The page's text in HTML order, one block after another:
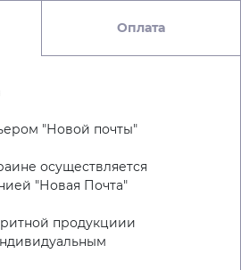
Оплата
"Новой почты"
осуществляется
"Новая Почта"
продукциии